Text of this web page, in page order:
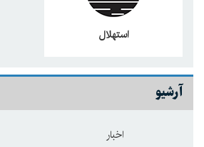
استهلال
آرشیو
اخبار